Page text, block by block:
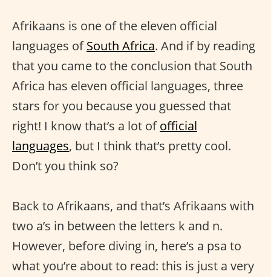
Afrikaans is one of the eleven official
languages ofSouth Africa. And if by reading
that you came to the conclusion that South
Africa has eleven official languages, three
stars for you because you guessed that
right! I know that’s a lot ofofficial
languages, but I think that’s pretty cool.
Don’t you think so?
Back to Afrikaans, and that’s Afrikaans with
two a’s in between the letters k and n.
However, before diving in, here’s a psa to
what you’re about to read: this is just a very